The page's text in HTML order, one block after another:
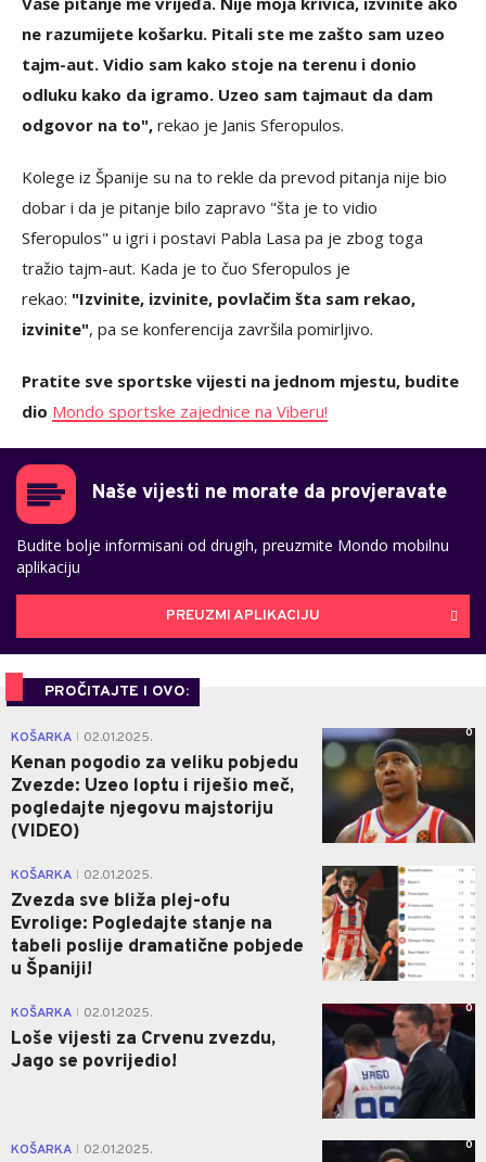
ne razumijete košarku. Pitali ste me zašto sam uzeo
tajm-aut. Vidio sam kako stoje na terenu i donio
odluku kako da igramo. Uzeo sam tajmaut da dam
odgovor na to", rekao je Janis Sferopulos.
Kolege iz Španije su na to rekle da prevod pitanja nije bio
dobar i da je pitanje bilo zapravo "šta je to vidio
Sferopulos" u igri i postavi Pabla Lasa pa je zbog toga
tražio tajm-aut. Kada je to čuo Sferopulos je
rekao: "Izvinite, izvinite, povlačim šta sam rekao,
izvinite", pa se konferencija završila pomirljivo.
Pratite sve sportske vijesti na jednom mjestu, budite
dio Mondo sportske zajednice na Viberu!
Naše vijesti ne morate da provjeravate
Budite bolje informisani od drugih, preuzmite Mondo mobilnu
aplikaciju
PREUZMI APLIKACIJU
PROČITAJTE I OVO:
KOŠARKA 02.01.2025.
Kenan pogodio za veliku pobjedu
Zvezde: Uzeo loptu i riješio meč,
pogledajte njegovu majstoriju
(VIDEO)
0
KOŠARKA 02.01.2025.
Zvezda sve bliža plej-ofu
Evrolige: Pogledajte stanje na
tabeli poslije dramatične pobjede
u Španiji!
0
KOŠARKA 02.01.2025.
Loše vijesti za Crvenu zvezdu,
Jago se povrijedio!
0
KOŠARKA 02.01.2025. 0